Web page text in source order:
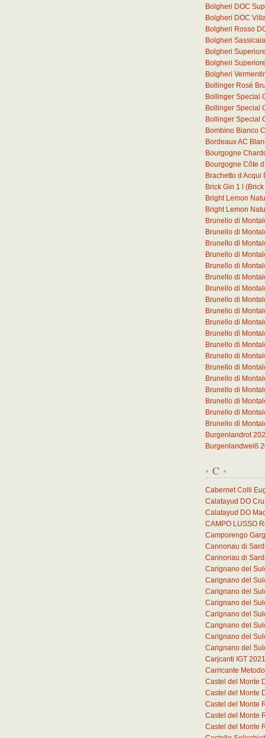
Bolgheri DOC
Bolgheri DOC
Bolgheri Rosso
Bolgheri
Bolgheri
Bolgheri
Bolgheri
Bollinger Rosé
Bollinger Special
Bollinger Special
Bollinger Special
Bombino Bianco
Bordeaux AC
Bourgogne
Bourgogne Côte
Brachetto d Acqui
Brick Gin 1
Bright Lemon
Bright Lemon
Brunello di
Brunello di
Brunello di
Brunello di
Brunello di
Brunello di
Brunello di
Brunello di
Brunello di
Brunello di
Brunello di
Brunello di
Brunello di
Brunello di
Brunello di
Brunello di
Brunello di
Brunello di
Brunello di
Burgenlandrot
Burgenlandweiß
* C *
Cabernet Colli
Calatayud DO
Calatayud DO
CAMPO LUSSO
Camporengo
Cannonau di
Cannonau di
Carignano del
Carignano del
Carignano del
Carignano del
Carignano del
Carignano del
Carignano del
Carignano del
Carjcanti IGT 2021
Carricante
Castel del Monte
Castel del Monte
Castel del Monte
Castel del Monte
Castel del Monte